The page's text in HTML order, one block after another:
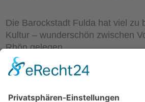
Die Barockstadt Fulda hat viel zu
Kultur – wunderschön zwischen
Rhön gelegen.
www.fulda.de
Mollenhauer